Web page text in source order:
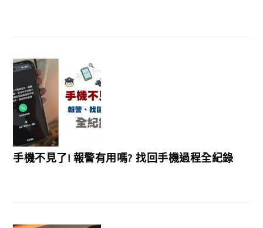
手機不見了! 報警有用嗎? 找回手機過程全紀錄